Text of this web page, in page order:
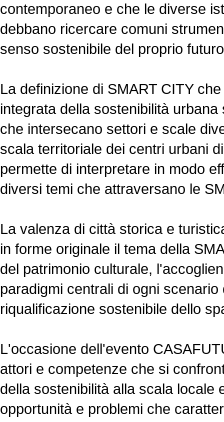
contemporaneo e che le diverse
debbano ricercare comuni
senso sostenibile del proprio
La definizione di SMART CITY
integrata della sostenibilità
che intersecano settori e scale
scala territoriale dei centri urbani
permette di interpretare in modo
diversi temi che attraversano le
La valenza di città storica e
in forme originale il tema della
del patrimonio culturale,
paradigmi centrali di ogni
riqualificazione sostenibile dello
L'occasione dell'evento
attori e competenze che si
della sostenibilità alla scala
opportunità e problemi che